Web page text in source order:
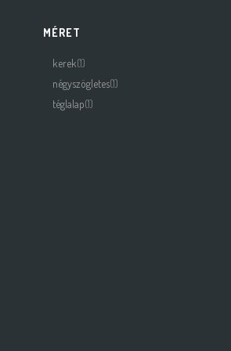
MÉRET
kerek(1)
négyszögletes(1)
téglalap(1)